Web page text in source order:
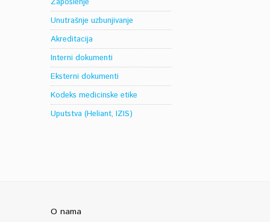
Unutrašnje uzbunjivanje
Akreditacija
Interni dokumenti
Eksterni dokumenti
Kodeks medicinske etike
Uputstva (Heliant, IZIS)
O nama